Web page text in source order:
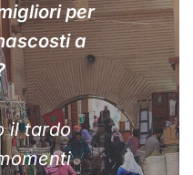
per
a
il tardo